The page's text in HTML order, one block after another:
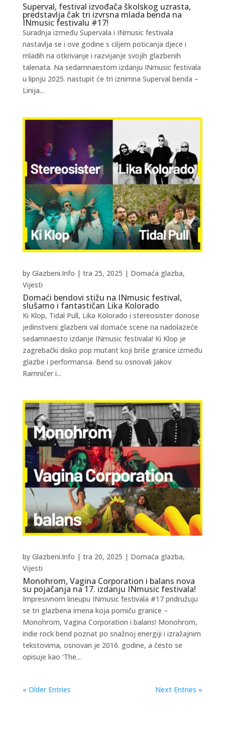
Superval, festival izvođača školskog uzrasta,
predstavlja čak tri izvrsna mlada benda na
INmusic festivalu #17!
Suradnja između Supervala i INmusic festivala
nastavlja se i ove godine s ciljem poticanja djece i
mladih na otkrivanje i razvijanje svojih glazbenih
talenata. Na sedamnaestom izdanju INmusic festivala
u lipnju 2025. nastupit će tri iznimna Superval benda –
Linija...
Domaći bendovi stižu na INmusic festival,
slušamo i fantastičan Lika Kolorado
by Glazbeni.Info | tra 25, 2025 | Domaća glazba,
Vijesti
Ki Klop, Tidal Pull, Lika Kolorado i stereosister donose
jedinstveni glazbeni val domaće scene na nadolazeće
sedamnaesto izdanje INmusic festivala! Ki Klop je
zagrebački disko pop mutant koji briše granice između
glazbe i performansa. Bend su osnovali Jakov
Ramničer i...
Monohrom, Vagina Corporation i balans nova
su pojačanja na 17. izdanju INmusic festivala!
by Glazbeni.Info | tra 20, 2025 | Domaća glazba,
Vijesti
Impresivnom lineupu INmusic festivala #17 pridružuju
se tri glazbena imena koja pomiču granice –
Monohrom, Vagina Corporation i balans! Monohrom,
indie rock bend poznat po snažnoj energiji i izražajnim
tekstovima, osnovan je 2016. godine, a često se
opisuje kao ‘The...
« Older Entries Next Entries »